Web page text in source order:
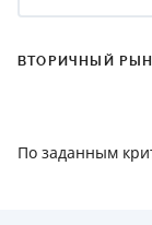
ВТОРИЧНЫЙ
По заданным